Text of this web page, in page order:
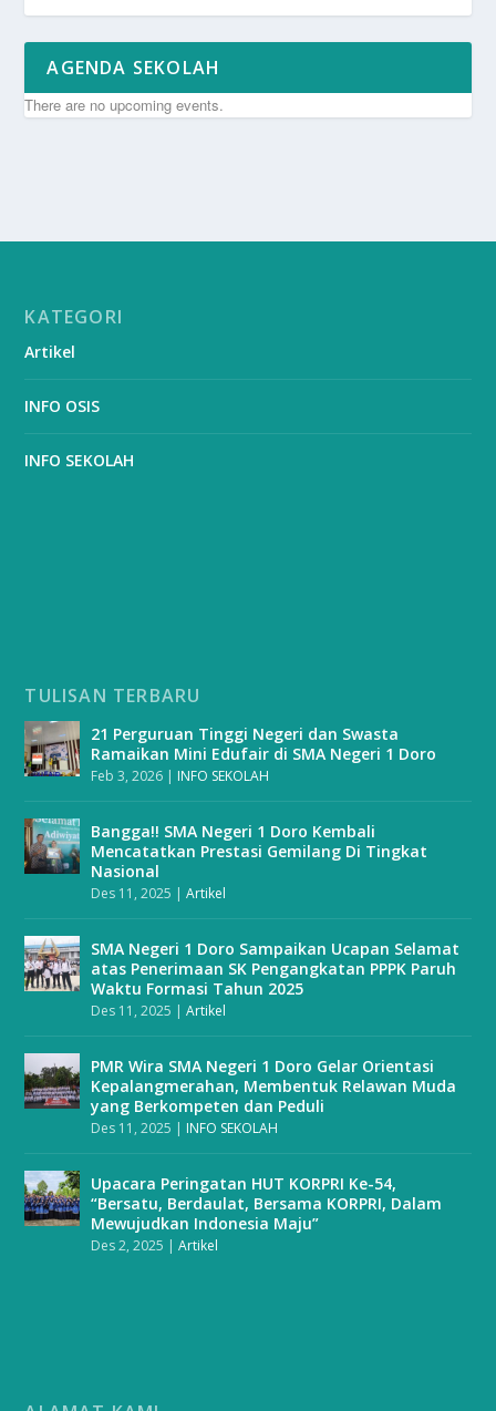
AGENDA SEKOLAH
There are no upcoming events.
KATEGORI
Artikel
INFO OSIS
INFO SEKOLAH
TULISAN TERBARU
21 Perguruan Tinggi Negeri dan Swasta
Ramaikan Mini Edufair di SMA Negeri 1 Doro
Feb 3, 2026 | INFO SEKOLAH
Bangga!! SMA Negeri 1 Doro Kembali
Mencatatkan Prestasi Gemilang Di Tingkat
Nasional
Des 11, 2025 |Artikel
SMA Negeri 1 Doro Sampaikan Ucapan Selamat
atas Penerimaan SK Pengangkatan PPPK Paruh
Waktu Formasi Tahun 2025
Des 11, 2025 |Artikel
PMR Wira SMA Negeri 1 Doro Gelar Orientasi
Kepalangmerahan, Membentuk Relawan Muda
yang Berkompeten dan Peduli
Des 11, 2025 | INFO SEKOLAH
Upacara Peringatan HUT KORPRI Ke-54,
“Bersatu, Berdaulat, Bersama KORPRI, Dalam
Mewujudkan Indonesia Maju”
Des 2, 2025 |Artikel